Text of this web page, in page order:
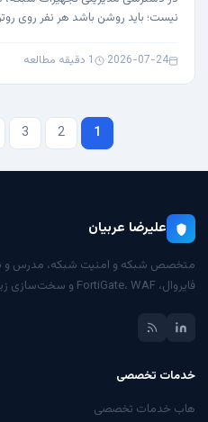
نیست؛ باید روشن باشد هر نفر روی
2026-07-24
· 1 دقیقه مطالعه
1
2
3
علیرضا عربیان
متخصص شبکه و امنیت شبکه، مدرس و
فایروال، FortiGate، WAF و سخت‌سازی زیرساخت.
خدمات تخصصی
هاب خدمات تخصصی